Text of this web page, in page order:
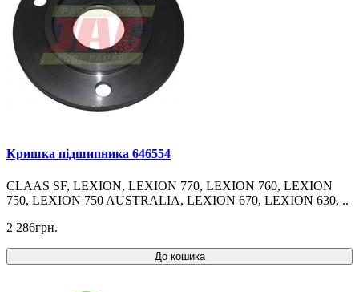
Кришка підшипника 646554
CLAAS SF, LEXION, LEXION 770, LEXION 760, LEXION
750, LEXION 750 AUSTRALIA, LEXION 670, LEXION 630, ..
2 286грн.
До кошика